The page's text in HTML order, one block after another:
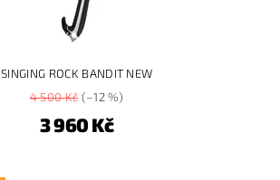
SINGING ROCK BANDIT NEW
4 500 Kč(–12 %)
3 960 Kč